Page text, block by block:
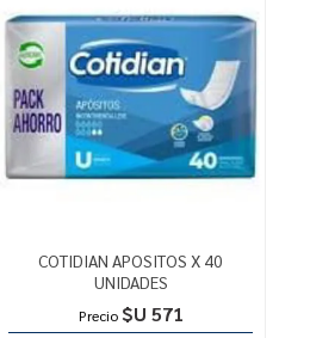
COTIDIAN APOSITOS X 40
UNIDADES
Precio $U 571